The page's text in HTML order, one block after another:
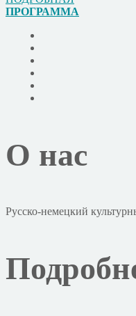
ПРОГРАММА
О нас
Русско-немецкий